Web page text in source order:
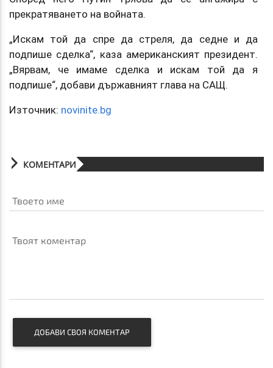
прекратяването на войната.
„Искам той да спре да стреля, да седне и да
подпише сделка“, каза американският президент.
„Вярвам, че имаме сделка и искам той да я
подпише“, добави държавният глава на САЩ.
Източник: novinite.bg
КОМЕНТАРИ
Твоето име
Твоят коментар
ДОБАВИ СВОЯ КОМЕНТАР